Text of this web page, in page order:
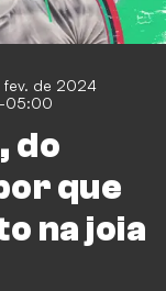
fev. de 2024
05:00
do
que
na joia